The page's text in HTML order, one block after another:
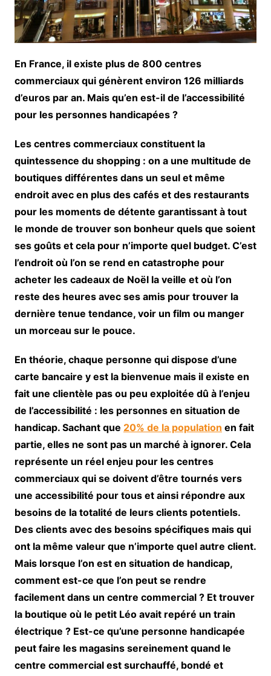
En France, il existe plus de 800 centres
commerciaux qui génèrent environ 126 milliards
d’euros par an. Mais qu’en est-il de l’accessibilité
pour les personnes handicapées ?
Les centres commerciaux constituent la
quintessence du shopping : on a une multitude de
boutiques différentes dans un seul et même
endroit avec en plus des cafés et des restaurants
pour les moments de détente garantissant à tout
le monde de trouver son bonheur quels que soient
ses goûts et cela pour n’importe quel budget. C’est
l’endroit où l’on se rend en catastrophe pour
acheter les cadeaux de Noël la veille et où l’on
reste des heures avec ses amis pour trouver la
dernière tenue tendance, voir un film ou manger
un morceau sur le pouce.
En théorie, chaque personne qui dispose d’une
carte bancaire y est la bienvenue mais il existe en
fait une clientèle pas ou peu exploitée dû à l’enjeu
de l’accessibilité : les personnes en situation de
handicap. Sachant que 20% de la population en fait
partie, elles ne sont pas un marché à ignorer. Cela
représente un réel enjeu pour les centres
commerciaux qui se doivent d’être tournés vers
une accessibilité pour tous et ainsi répondre aux
besoins de la totalité de leurs clients potentiels.
Des clients avec des besoins spécifiques mais qui
ont la même valeur que n’importe quel autre client.
Mais lorsque l’on est en situation de handicap,
comment est-ce que l’on peut se rendre
facilement dans un centre commercial ? Et trouver
la boutique où le petit Léo avait repéré un train
électrique ? Est-ce qu’une personne handicapée
peut faire les magasins sereinement quand le
centre commercial est surchauffé, bondé et